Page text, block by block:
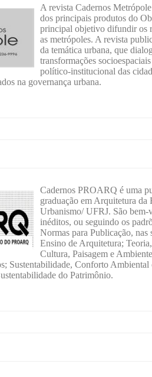
A revista Cadernos
dos principais produtos do
principal objetivo difundir os
as metrópoles. A revista
da temática urbana, que
transformações
político-institucional das
na governança urbana.
Cadernos PROARQ é uma
graduação em Arquitetura
Urbanismo/ UFRJ. São bem-
inéditos, ou seguindo os
Normas para Publicação, nas
Ensino de Arquitetura;
Cultura, Paisagem e
Sustentabilidade, Conforto
do Patrimônio.